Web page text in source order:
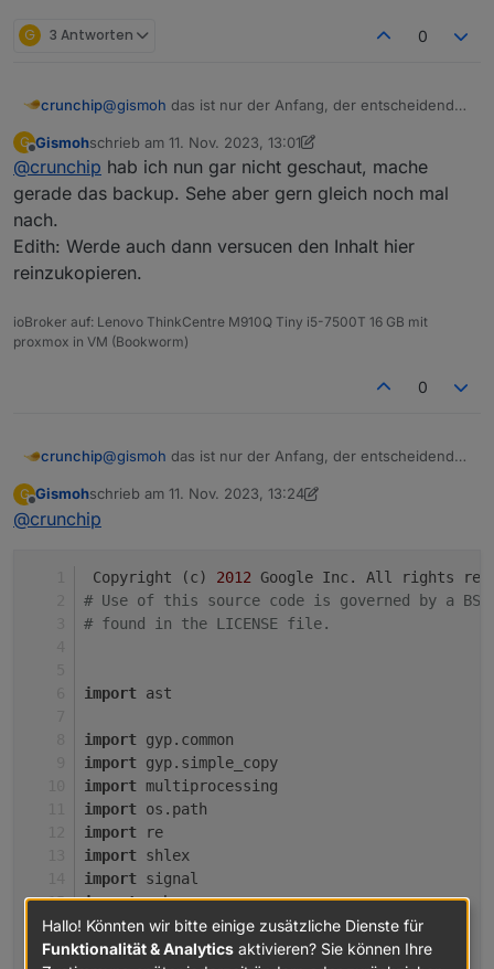
import shlex
import threading
from distutils.version import StrictVersion
from gyp.common import GypError
from gyp.common import OrderedSet
# A list of types that are treated as
linkable_types = [
    "executable",
G 3 Antworten 0
crunchip@gismoh das ist nur der Anfang, der entscheidende
def LoadOneBuildFile(build_file_path,
data, aux_data, includes, is_target,
check):
die andere Datei gibt es nicht?
G Gismohschrieb am 11. Nov. 2023, 13:01
zuletzt editiert von Gismoh11. Nov. 2023, 14:02
@crunchip hab ich nun gar nicht geschaut, mache
gerade das backup. Sehe aber gern gleich noch mal
nach.
Edith: Werde auch dann versucen den Inhalt hier
reinzukopieren.
ioBroker auf: Lenovo ThinkCentre M910Q Tiny i5-7500T 16 GB mit
proxmox in VM (Bookworm)
0
crunchip@gismoh das ist nur der Anfang, der entscheidende
def LoadOneBuildFile(build_file_path,
die andere Datei gibt es nicht?
G Gismohschrieb am 11. Nov. 2023, 13:24
zuletzt editiert von Gismoh11. Nov. 2023, 14:25
@crunchip
Copyright (c) 2012 Google Inc. All rights
# Use of this source code is governed by a
# found in the LICENSE file.
import ast
import gyp.common
import gyp.simple_copy
import multiprocessing
import os.path
import re
import shlex
import signal
import subprocess
import sys
import threading
Hallo! Könnten wir bitte einige zusätzliche Dienste für
Funktionalität & Analytics aktivieren? Sie können Ihre